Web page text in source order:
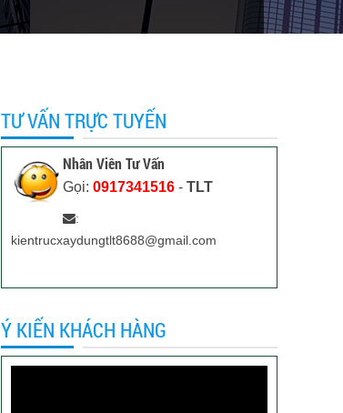
TƯ VẤN TRỰC TUYẾN
Nhân Viên Tư Vấn
Gọi: 0917341516- TLT
:
kientrucxaydungtlt8688@gmail.com
Ý KIẾN KHÁCH HÀNG